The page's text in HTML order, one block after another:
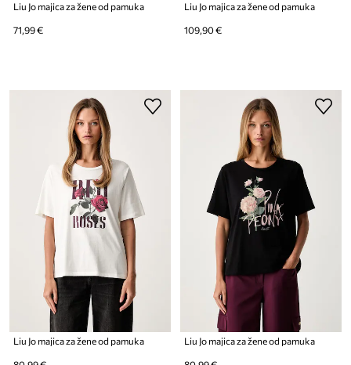
Liu Jo majica za žene od pamuka
71,99 €
Liu Jo majica za žene od pamuka
109,90 €
Liu Jo majica za žene od pamuka Liu Jo majica za žene od pamuka